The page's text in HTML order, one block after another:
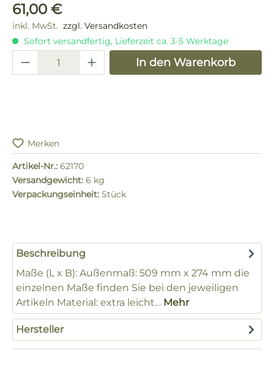
Regulärer Preis:
61,00 €
inkl. MwSt. zzgl. Versandkosten
Sofort versandfertig, Lieferzeit ca. 3-5 Werktage
Produkt Anzahl: Gib denIn den Warenkorb
Merken
Artikel-Nr.: 62170
Versandgewicht: 6 kg
Verpackungseinheit: Stück
Beschreibung
Maße (L x B): Außenmaß: 509 mm x 274 mm die
einzelnen Maße finden Sie bei den jeweiligen
Artikeln Material: extra leicht… Mehr
Hersteller